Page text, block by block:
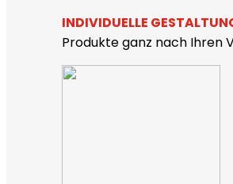
INDIVIDUELLE
Produkte ganz nach Ihren